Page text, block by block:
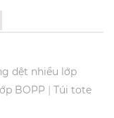
dệt nhiều lớp
BOPP | Túi tote